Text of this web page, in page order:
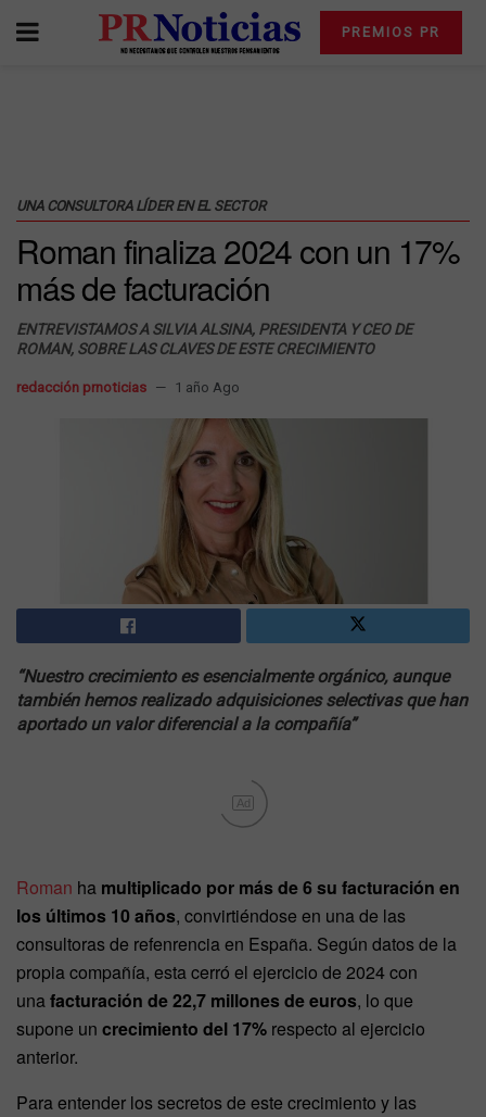
PREMIOS PR
UNA CONSULTORA LÍDER EN EL SECTOR
Roman finaliza 2024 con un 17%
más de facturación
ENTREVISTAMOS A SILVIA ALSINA, PRESIDENTA Y CEO DE
ROMAN, SOBRE LAS CLAVES DE ESTE CRECIMIENTO
redacción prnoticias 1 año Ago
“Nuestro crecimiento es esencialmente orgánico, aunque
también hemos realizado adquisiciones selectivas que han
aportado un valor diferencial a la compañía”
Ad
Roman ha multiplicado por más de 6 su facturación en
los últimos 10 años, convirtiéndose en una de las
consultoras de refenrencia en España. Según datos de la
propia compañía, esta cerró el ejercicio de 2024 con
unafacturación de 22,7 millones de euros, lo que
supone un crecimiento del 17% respecto al ejercicio
anterior.
Para entender los secretos de este crecimiento y las